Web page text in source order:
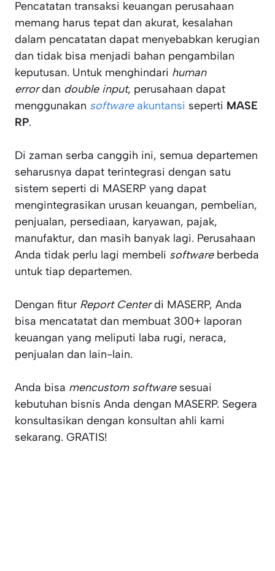
Pencatatan transaksi keuangan perusahaan
memang harus tepat dan akurat, kesalahan
dalam pencatatan dapat menyebabkan kerugian
dan tidak bisa menjadi bahan pengambilan
keputusan. Untuk menghindari human
errordan double input, perusahaan dapat
menggunakan softwareakuntansi seperti MASE
RP.
Di zaman serba canggih ini, semua departemen
seharusnya dapat terintegrasi dengan satu
sistem seperti di MASERP yang dapat
mengintegrasikan urusan keuangan, pembelian,
penjualan, persediaan, karyawan, pajak,
manufaktur, dan masih banyak lagi. Perusahaan
Anda tidak perlu lagi membeli software berbeda
untuk tiap departemen.
Dengan fitur Report Centerdi MASERP, Anda
bisa mencatatat dan membuat 300+ laporan
keuangan yang meliputi laba rugi, neraca,
penjualan dan lain-lain.
Anda bisa mencustom softwaresesuai
kebutuhan bisnis Anda dengan MASERP. Segera
konsultasikan dengan konsultan ahli kami
sekarang. GRATIS!